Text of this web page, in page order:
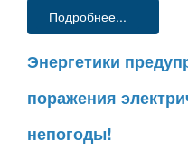
Подробнее...
Энергетики
поражения
непогоды!